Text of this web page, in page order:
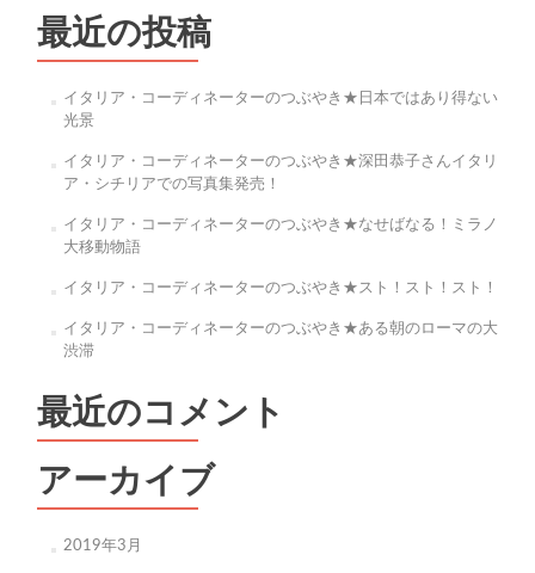
ビ
ゲ
ー
ョ
ン
最近の投稿
イタリア・コーディネーターのつぶやき★日本ではあり得ない
光景
イタリア・コーディネーターのつぶやき★深田恭子さんイタリ
ア・シチリアでの写真集発売！
イタリア・コーディネーターのつぶやき★なせばなる！ミラノ
大移動物語
イタリア・コーディネーターのつぶやき★スト！スト！スト！
イタリア・コーディネーターのつぶやき★ある朝のローマの大
渋滞
最近のコメント
アーカイブ
2019年3月